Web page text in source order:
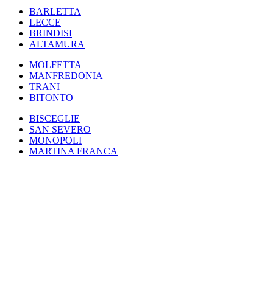
BARLETTA
LECCE
BRINDISI
ALTAMURA
MOLFETTA
MANFREDONIA
TRANI
BITONTO
BISCEGLIE
SAN SEVERO
MONOPOLI
MARTINA FRANCA